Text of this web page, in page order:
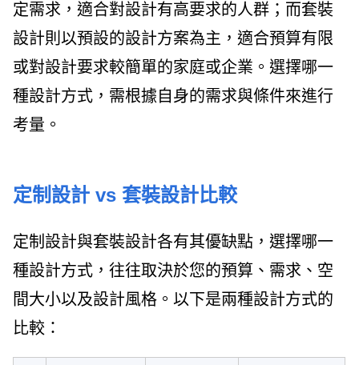
定需求，適合對設計有高要求的人群；而套裝
設計則以預設的設計方案為主，適合預算有限
或對設計要求較簡單的家庭或企業。選擇哪一
種設計方式，需根據自身的需求與條件來進行
考量。
定制設計 vs 套裝設計比較
定制設計與套裝設計各有其優缺點，選擇哪一
種設計方式，往往取決於您的預算、需求、空
間大小以及設計風格。以下是兩種設計方式的
比較：